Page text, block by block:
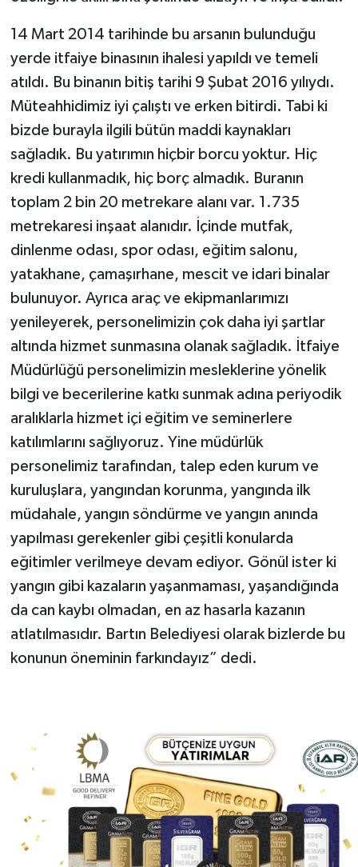
14 Mart 2014 tarihinde bu arsanın bulunduğu
yerde itfaiye binasının ihalesi yapıldı ve temeli
atıldı. Bu binanın bitiş tarihi 9 Şubat 2016 yılıydı.
Müteahhidimiz iyi çalıştı ve erken bitirdi. Tabi ki
bizde burayla ilgili bütün maddi kaynakları
sağladık. Bu yatırımın hiçbir borcu yoktur. Hiç
kredi kullanmadık, hiç borç almadık. Buranın
toplam 2 bin 20 metrekare alanı var. 1.735
metrekaresi inşaat alanıdır. İçinde mutfak,
dinlenme odası, spor odası, eğitim salonu,
yatakhane, çamaşırhane, mescit ve idari binalar
bulunuyor. Ayrıca araç ve ekipmanlarımızı
yenileyerek, personelimizin çok daha iyi şartlar
altında hizmet sunmasına olanak sağladık. İtfaiye
Müdürlüğü personelimizin mesleklerine yönelik
bilgi ve becerilerine katkı sunmak adına periyodik
aralıklarla hizmet içi eğitim ve seminerlere
katılımlarını sağlıyoruz. Yine müdürlük
personelimiz tarafından, talep eden kurum ve
kuruluşlara, yangından korunma, yangında ilk
müdahale, yangın söndürme ve yangın anında
yapılması gerekenler gibi çeşitli konularda
eğitimler verilmeye devam ediyor. Gönül ister ki
yangın gibi kazaların yaşanmaması, yaşandığında
da can kaybı olmadan, en az hasarla kazanın
atlatılmasıdır. Bartın Belediyesi olarak bizlerde bu
konunun öneminin farkındayız” dedi.